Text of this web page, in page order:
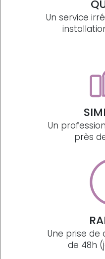
Un service
Un
près
Une prise
de 48h